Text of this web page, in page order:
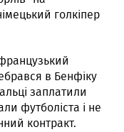
голкіпер
в Бенфіку
заплатили
футболіста і не
контракт.